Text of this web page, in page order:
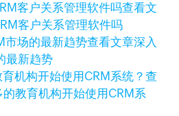
查看文
客户关系管理软件吗
查看文章深入
最新趋势
查
教育机构开始使用CRM系